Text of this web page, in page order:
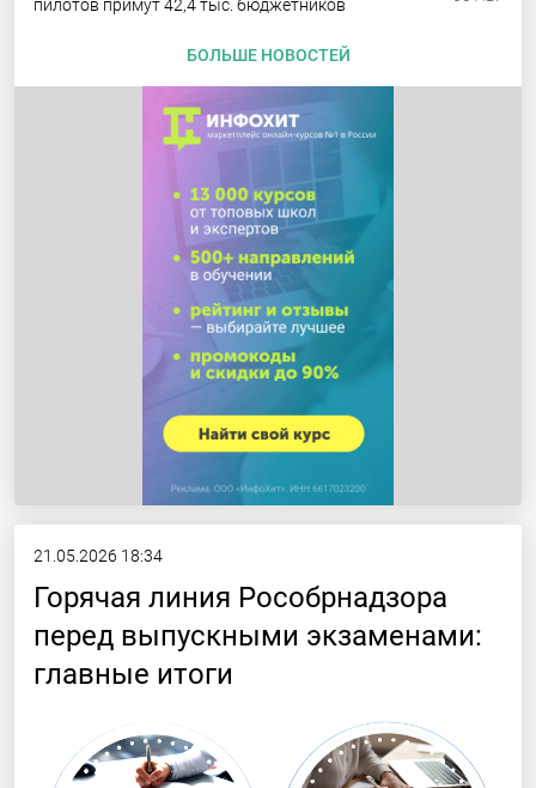
пилотов примут 42,4 тыс. бюджетников
БОЛЬШЕ НОВОСТЕЙ
21.05.2026 18:34
Горячая линия Рособрнадзора
перед выпускными экзаменами:
главные итоги